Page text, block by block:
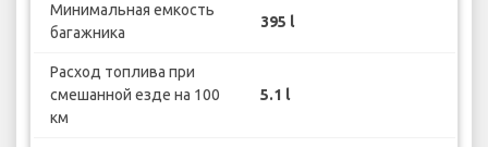
Минимальная емкость
багажника
395 l
Расход топлива при
смешанной езде на 100
км
5.1 l